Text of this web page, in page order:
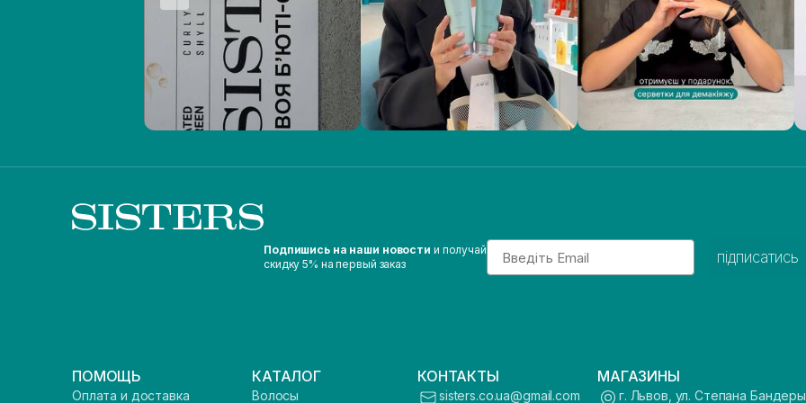
Подпишись на наши новости и получай
скидку 5% на первый заказ
Email
підписатись
ПОМОЩЬ
Оплата и доставка
КАТАЛОГ
Волосы
КОНТАКТЫ
sisters.co.ua@gmail.com
МАГАЗИНЫ
г. Львов, ул. Степана